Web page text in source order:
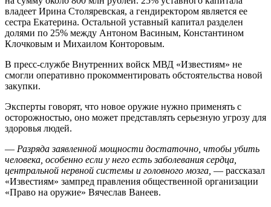
владеет Ирина Столяревская, а гендиректором является ее
сестра Екатерина. Остальной уставный капитал разделен
долями по 25% между Антоном Васиным, Константином
Клочковым и Михаилом Конторовым.
В пресс-службе Внутренних войск МВД «Известиям» не
смогли оперативно прокомментировать обстоятельства новой
закупки.
Эксперты говорят, что новое оружие нужно применять с
осторожностью, оно может представлять серьезную угрозу для
здоровья людей.
— Разряда заявленной мощности достаточно, чтобы убить
человека, особенно если у него есть заболевания сердца,
центральной нервной системы и головного мозга, — рассказал
«Известиям» зампред правления общественной организации
«Право на оружие» Вячеслав Ванеев.